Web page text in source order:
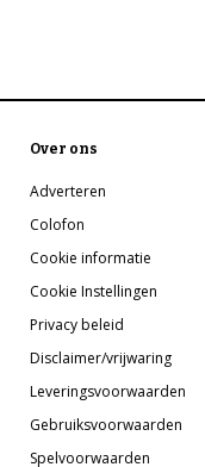
Over ons
Adverteren
Colofon
Cookie informatie
Cookie Instellingen
Privacy beleid
Disclaimer/vrijwaring
Leveringsvoorwaarden
Gebruiksvoorwaarden
Spelvoorwaarden